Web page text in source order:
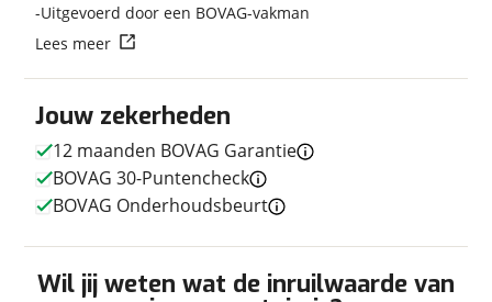
Techniek
Transmissie
Vermogen
177pk
Hoogte
2,90 m
Jouw zekerheden
12 maanden BOVAG Garantie
BOVAG 30-Puntencheck
BOVAG Onderhoudsbeurt
Wil jij weten wat de inruilwaarde van
Uitgevoerd door een BOVAG-vakman
Lees meer